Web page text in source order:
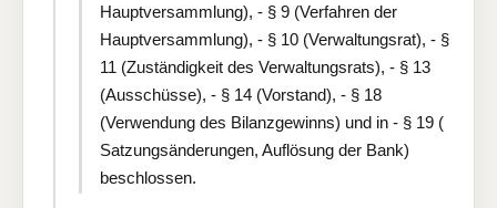
Hauptversammlung), - § 9 (Verfahren der
Hauptversammlung), - § 10 (Verwaltungsrat), - §
11 (Zuständigkeit des Verwaltungsrats), - § 13
(Ausschüsse), - § 14 (Vorstand), - § 18
(Verwendung des Bilanzgewinns) und in - § 19 (
Satzungsänderungen, Auflösung der Bank)
beschlossen.